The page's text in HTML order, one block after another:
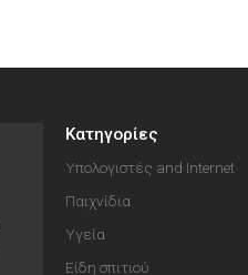
Κατηγορίες
Υπολογιστές and Internet
Παιχνίδια
Υγεία
Είδη σπιτιού